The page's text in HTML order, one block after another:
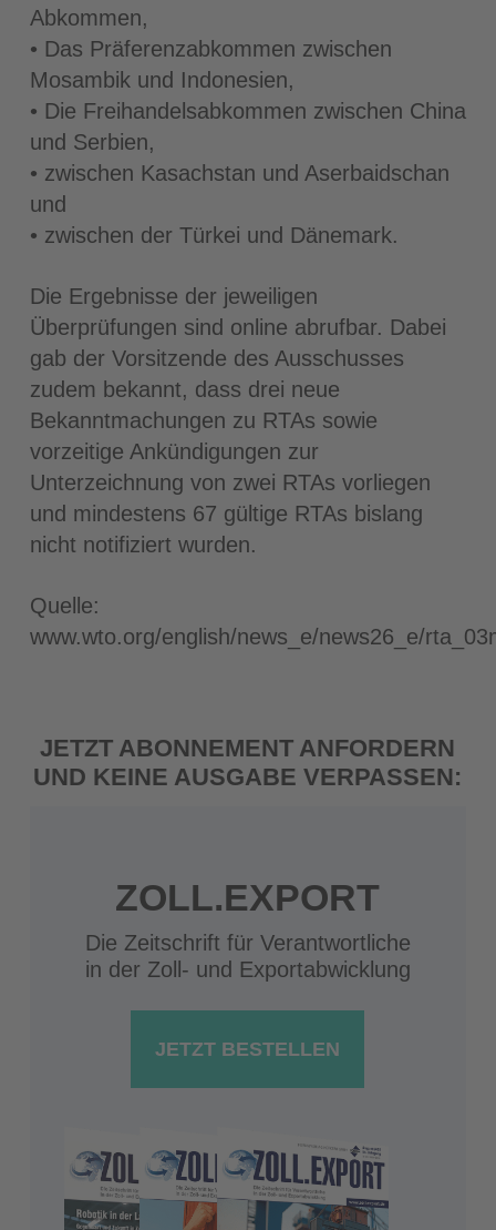
Abkommen,
• Das Präferenzabkommen zwischen
Mosambik und Indonesien,
• Die Freihandelsabkommen zwischen China
und Serbien,
• zwischen Kasachstan und Aserbaidschan
und
• zwischen der Türkei und Dänemark.
Die Ergebnisse der jeweiligen
Überprüfungen sind online abrufbar. Dabei
gab der Vorsitzende des Ausschusses
zudem bekannt, dass drei neue
Bekanntmachungen zu RTAs sowie
vorzeitige Ankündigungen zur
Unterzeichnung von zwei RTAs vorliegen
und mindestens 67 gültige RTAs bislang
nicht notifiziert wurden.
Quelle:
www.wto.org/english/news_e/news26_e/
JETZT ABONNEMENT ANFORDERN
UND KEINE AUSGABE VERPASSEN:
ZOLL.EXPORT
Die Zeitschrift für Verantwortliche
in der Zoll- und Exportabwicklung
JETZT BESTELLEN